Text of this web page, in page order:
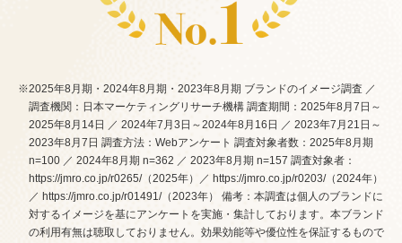
※2025年8月期・2024年8月期・2023年8月期 ブランドのイメージ調査 ／
調査機関：日本マーケティングリサーチ機構 調査期間：2025年8月7日～
2025年8月14日 ／ 2024年7月3日～2024年8月16日 ／ 2023年7月21日～
2023年8月7日 調査方法：Webアンケート 調査対象者数：2025年8月期
n=100 ／ 2024年8月期 n=362 ／ 2023年8月期 n=157 調査対象者：
https://jmro.co.jp/r0265/（2025年）／ https://jmro.co.jp/r0203/（2024年）
／ https://jmro.co.jp/r01491/（2023年） 備考：本調査は個人のブランドに
対するイメージを基にアンケートを実施・集計しております。本ブランド
の利用有無は聴取しておりません。効果効能等や優位性を保証するもので